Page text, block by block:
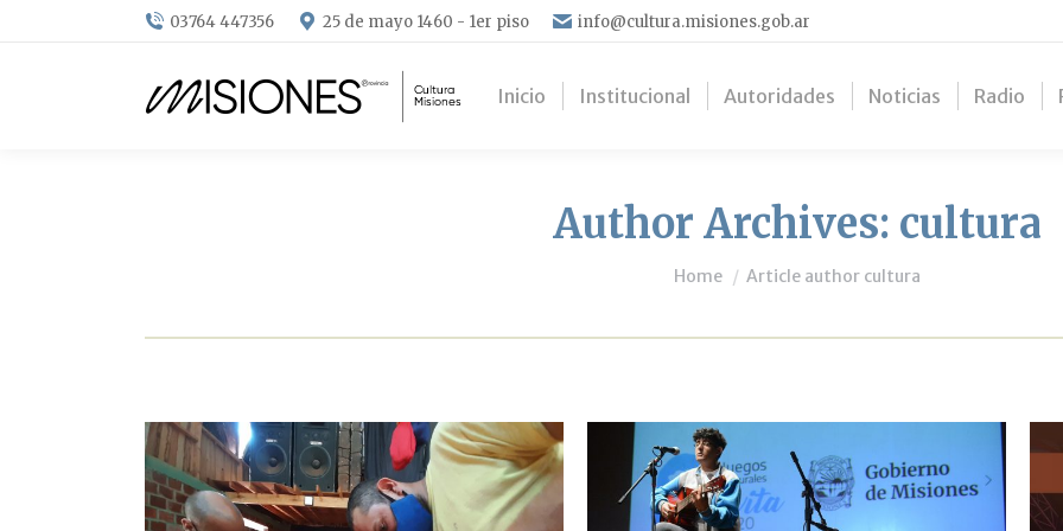
03764 447356 25 de mayo 1460 - 1er piso info@cultura.misiones.gob.ar
Inicio Institucional Autoridades Noticias Radio
Author Archives: cultura
You are here:
Home Article author cultura